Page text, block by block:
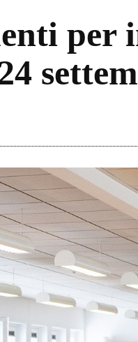
per